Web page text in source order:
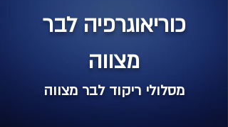
כוריאוגרפיה לבר
מצווה
מסלולי ריקוד לבר מצווה